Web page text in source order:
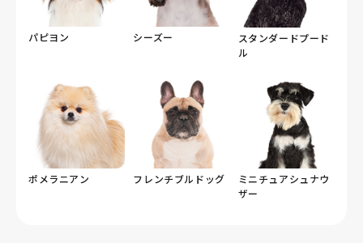
パピヨン シーズー
スタンダードプード
ル
ポメラニアン フレンチブルドッグ
ミニチュアシュナウ
ザー